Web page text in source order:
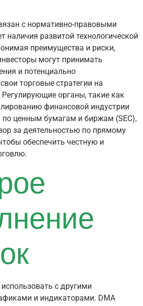
с нормативно-правовыми
наличия развитой технологической
преимущества и риски,
могут принимать
и потенциально
торговые стратегии на
органы, такие как
финансовой индустрии
по ценным бумагам и биржам (SEC),
за деятельностью по прямому
обеспечить честную и
с другими
и индикаторами. DMA